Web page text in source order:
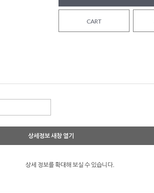
CART
상세정보 새창 열기
상세 정보를 확대해 보실 수 있습니다.